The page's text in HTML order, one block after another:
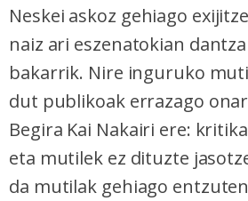
Neskei askoz gehiago
naiz ari eszenatokian
bakarrik. Nire inguruko
dut publikoak errazago
Begira Kai Nakairi ere:
eta mutilek ez dituzte
da mutilak gehiago